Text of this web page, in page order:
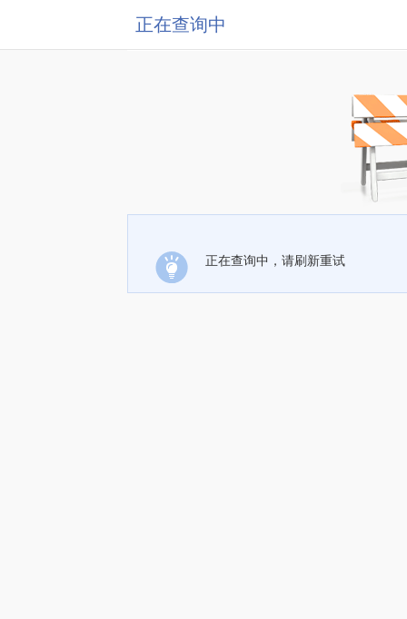
正在查询中
正在查询中，请刷新重试